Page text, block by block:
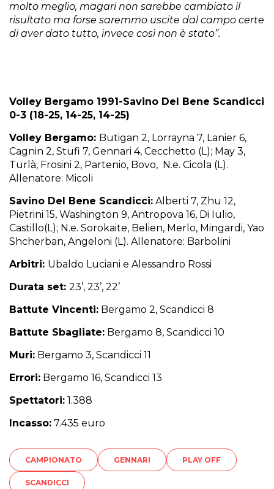
molto meglio, magari non sarebbe cambiato il
risultato ma forse saremmo uscite dal campo certe
di aver dato tutto, invece così non è stato”.
Volley Bergamo 1991-Savino Del Bene Scandicci
0-3 (18-25, 14-25, 14-25)
Volley Bergamo: Butigan 2, Lorrayna 7, Lanier 6,
Cagnin 2, Stufi 7, Gennari 4, Cecchetto (L); May 3,
Turlà, Frosini 2, Partenio, Bovo, N.e. Cicola (L).
Allenatore: Micoli
Savino Del Bene Scandicci: Alberti 7, Zhu 12,
Pietrini 15, Washington 9, Antropova 16, Di Iulio,
Castillo(L); N.e. Sorokaite, Belien, Merlo, Mingardi, Yao
Shcherban, Angeloni (L). Allenatore: Barbolini
Arbitri: Ubaldo Luciani e Alessandro Rossi
Durata set: 23’, 23’, 22’
Battute Vincenti: Bergamo 2, Scandicci 8
Battute Sbagliate: Bergamo 8, Scandicci 10
Muri: Bergamo 3, Scandicci 11
Errori: Bergamo 16, Scandicci 13
Spettatori: 1.388
Incasso: 7.435 euro
CAMPIONATO GENNARI PLAY OFF
SCANDICCI